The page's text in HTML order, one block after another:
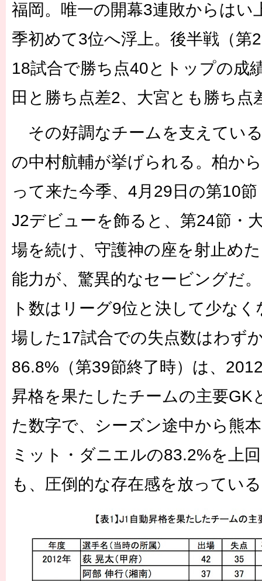
福岡。唯一の開幕3連敗からはい
季初めて3位へ浮上。後半戦（第
18試合で勝ち点40とトップの成
田と勝ち点差2、大宮とも勝ち点
その好調なチームを支えてい
の中村航輔が挙げられる。柏か
って来た今季、4月29日の第10
J2デビューを飾ると、第24節・
場を続け、守護神の座を射止め
能力が、驚異的なセービングだ
ト数はリーグ9位と決して少な
場した17試合での失点数はわず
86.8%（第39節終了時）は、
昇格を果たしたチームの主要GK
た数字で、シーズン途中から熊
ミット・ダニエルの83.2%を上
も、圧倒的な存在感を放ってい